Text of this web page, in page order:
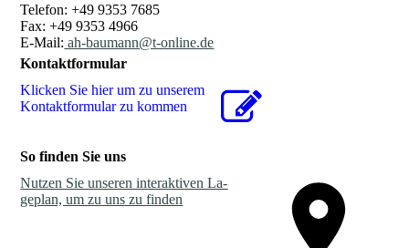
Telefon: +49 9353 7685
Fax: +49 9353 4966
E-Mail: ah-baumann@t-online.de
Kontaktformular
Klicken Sie hier um zu unserem
Kon­takt­for­mu­lar zu kommen
So finden Sie uns
Nutzen Sie unseren interaktiven La­
ge­plan, um zu uns zu finden